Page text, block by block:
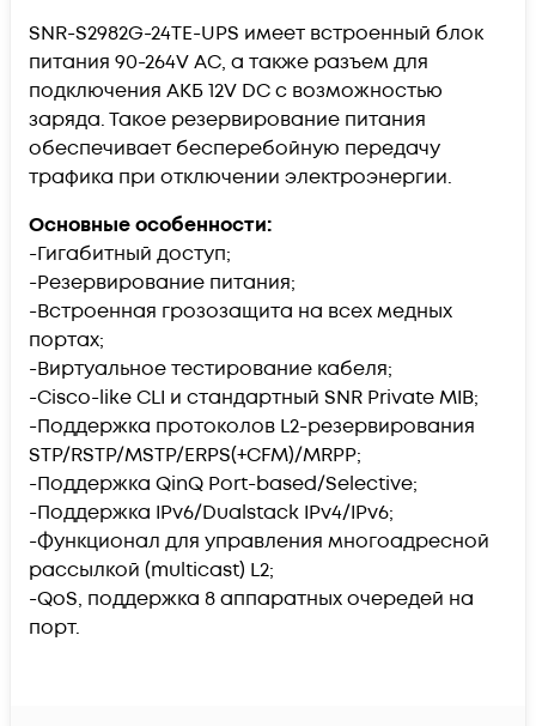
SNR-S2982G-24TE-UPS имеет встроенный блок
питания 90-264V AC, а также разъем для
подключения АКБ 12V DC с возможностью
заряда. Такое резервирование питания
обеспечивает бесперебойную передачу
трафика при отключении электроэнергии.
Основные особенности:
-Гигабитный доступ;
-Резервирование питания;
-Встроенная грозозащита на всех медных
портах;
-Виртуальное тестирование кабеля;
-Cisco-like CLI и стандартный SNR Private MIB;
-Поддержка протоколов L2-резервирования
STP/RSTP/MSTP/ERPS(+CFM)/MRPP;
-Поддержка QinQ Port-based/Selective;
-Поддержка IPv6/Dualstack IPv4/IPv6;
-Функционал для управления многоадресной
рассылкой (multicast) L2;
-QoS, поддержка 8 аппаратных очередей на
порт.